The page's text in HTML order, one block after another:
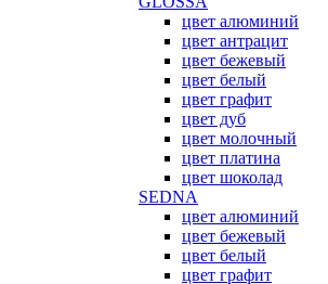
цвет алюминий
цвет антрацит
цвет бежевый
цвет белый
цвет графит
цвет дуб
цвет молочный
цвет платина
цвет шоколад
SEDNA
цвет алюминий
цвет бежевый
цвет белый
цвет графит